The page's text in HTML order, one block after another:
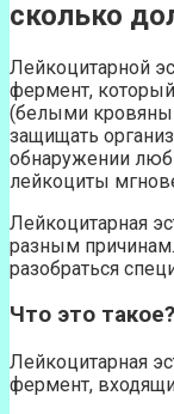
сколько
Лейкоцитарной
фермент,
(белыми
защищать
обнаружении
лейкоциты
Лейкоцитарная
разным
разобраться
Что это такое?
Лейкоцитарная
фермент,